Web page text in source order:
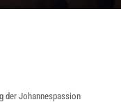
der Johannespassion